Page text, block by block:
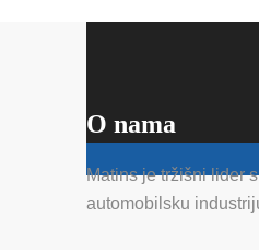
O nama
Matins je tržišni lider
automobilsku